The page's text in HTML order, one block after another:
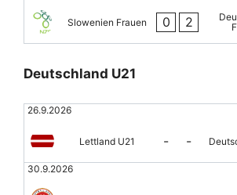
Slowenien Frauen 0 2
Deutschland U21
26.9.2026
Lettland U21 - -
30.9.2026